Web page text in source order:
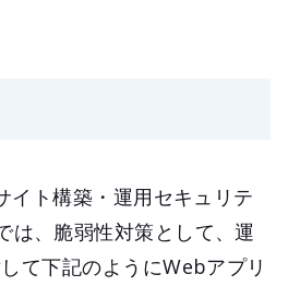
イト構築・運用セキュリテ
は、脆弱性対策として、運
て下記のようにWebアプリ